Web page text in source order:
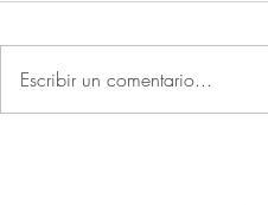
Escribir un comentario...